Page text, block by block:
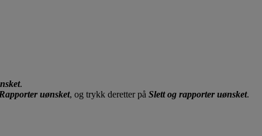
.
uønsket, og trykk deretter på Slett og rapporter uønsket.